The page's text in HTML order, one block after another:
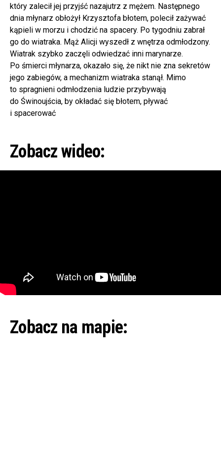
który zalecił jej przyjść nazajutrz z mężem. Następnego
dnia młynarz obłożył Krzysztofa błotem, polecił zażywać
kąpieli w morzu i chodzić na spacery. Po tygodniu zabrał
go do wiatraka. Mąż Alicji wyszedł z wnętrza odmłodzony.
Wiatrak szybko zaczęli odwiedzać inni marynarze.
Po śmierci młynarza, okazało się, że nikt nie zna sekretów
jego zabiegów, a mechanizm wiatraka stanął. Mimo
to spragnieni odmłodzenia ludzie przybywają
do Świnoujścia, by okładać się błotem, pływać
i spacerować
Zobacz wideo:
Zobacz na mapie: